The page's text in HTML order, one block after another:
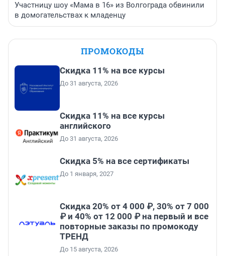
Участницу шоу «Мама в 16» из Волгограда обвинили
в домогательствах к младенцу
ПРОМОКОДЫ
Скидка 11% на все курсы
До 31 августа, 2026
Скидка 11% на все курсы
английского
До 31 августа, 2026
Скидка 5% на все сертификаты
До 1 января, 2027
Скидка 20% от 4 000 ₽, 30% от 7 000
₽ и 40% от 12 000 ₽ на первый и все
повторные заказы по промокоду
ТРЕНД
До 15 августа, 2026